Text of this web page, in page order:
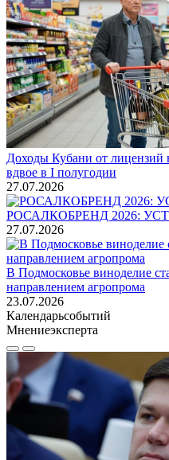
Доходы Кубани от лицензий
вдвое в I полугодии
27.07.2026
РОСАЛКОБРЕНД 2026:
27.07.2026
В Подмосковье виноделие
направлением агропрома
23.07.2026
Календарьсобытий
Мнениеэксперта